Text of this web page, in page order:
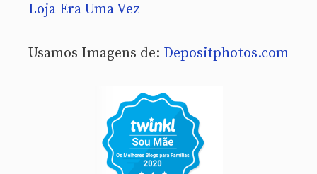
Loja Era Uma Vez
Usamos Imagens de: Depositphotos.com